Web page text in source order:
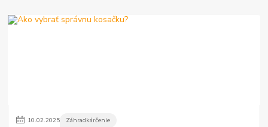
10.02.2025 Záhradkárčenie